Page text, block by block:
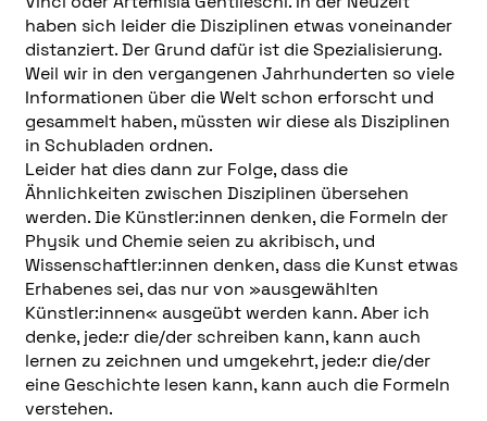
haben sich leider die Disziplinen etwas voneinander
distanziert. Der Grund dafür ist die Spezialisierung.
Weil wir in den vergangenen Jahrhunderten so viele
Informationen über die Welt schon erforscht und
gesammelt haben, müssten wir diese als Disziplinen
in Schubladen ordnen.
Leider hat dies dann zur Folge, dass die
Ähnlichkeiten zwischen Disziplinen übersehen
werden. Die Künstler:innen denken, die Formeln der
Physik und Chemie seien zu akribisch, und
Wissenschaftler:innen denken, dass die Kunst etwas
Erhabenes sei, das nur von »ausgewählten
Künstler:innen« ausgeübt werden kann. Aber ich
denke, jede:r die/der schreiben kann, kann auch
lernen zu zeichnen und umgekehrt, jede:r die/der
eine Geschichte lesen kann, kann auch die Formeln
verstehen.